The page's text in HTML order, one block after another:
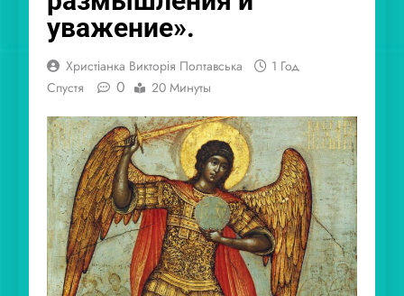
уважение».
Христіанка Викторія Полтавська
1 Год
Спустя
0 20 Минуты